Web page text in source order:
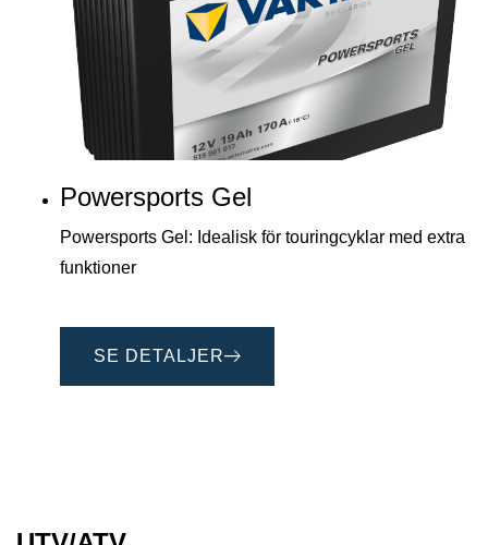
Powersports Gel
Powersports Gel: Idealisk för touringcyklar med extra
funktioner
SE DETALJER